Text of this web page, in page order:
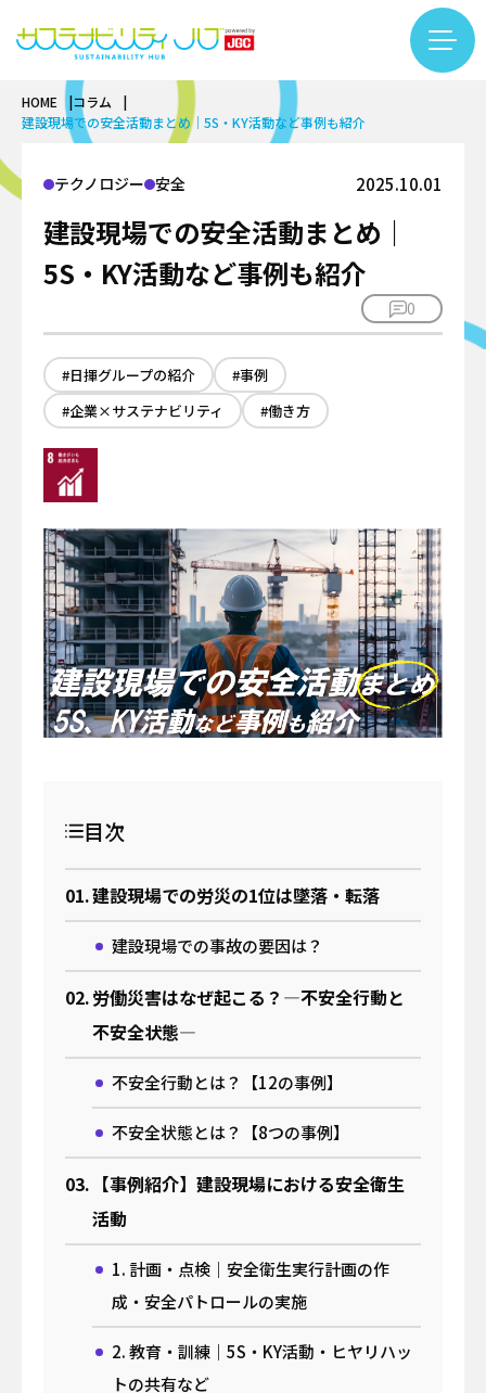
コラム一覧
カーボンニュートラル
再生可能エネルギー
LNG
バイオ
基礎知識
バイオものづくり
バイオエネルギー
サーキュラーエコノミー
ケミカルリサイクル
テクノロジー
プラント
安全
DX
プロジェクトマネジメント
インタビュー
テクノロジー
カーボンニュートラル
バイオ
働き方
わたしの仕事と日常
サステナビリティ推進
企業
イベント
用語集
わたしたちについて
関連サイト
事業サイト｜
Coresafety
ACT FOR SKY
するーぷ
グループ会社サイト｜
メールマガジン登録
お問い合わせ
検索する
OFFICIAL SNS
プライバシーポリシー
フリーワード検索 カテゴリー検索
#カーボンニュートラル
#サーキュラーエコノミー
#サステナビリティ入門
#するーぷ
#バイオものづくり
#事例
#企業×サステナビリティ
#佐久本太一シリーズ
#日揮グループの紹介
HOME
コラム
建設現場での安全活動まとめ｜5S・KY活動など事例も紹介
テクノロジー 安全 2025.10.01
建設現場での安全活動まとめ｜
5S・KY活動など事例も紹介
0
#日揮グループの紹介
#事例
#企業×サステナビリティ
#働き方
目次
建設現場での労災の1位は墜落・転落
建設現場での事故の要因は？
労働災害はなぜ起こる？―不安全行動と
不安全状態―
不安全行動とは？【12の事例】
不安全状態とは？【8つの事例】
【事例紹介】建設現場における安全衛生
活動
1. 計画・点検｜安全衛生実行計画の作
成・安全パトロールの実施
2. 教育・訓練｜5S・KY活動・ヒヤリハッ
トの共有など